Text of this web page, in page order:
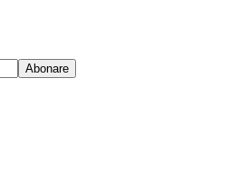
Abonare